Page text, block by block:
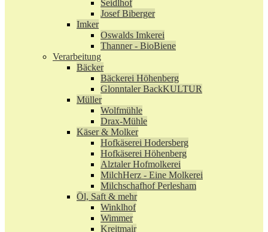
Seidlhof
Josef Biberger
Imker
Oswalds Imkerei
Thanner - BioBiene
Verarbeitung
Bäcker
Bäckerei Höhenberg
Glonntaler BackKULTUR
Müller
Wolfmühle
Drax-Mühle
Käser & Molker
Hofkäserei Hodersberg
Hofkäserei Höhenberg
Alztaler Hofmolkerei
MilchHerz - Eine Molkerei
Milchschafhof Perlesham
Öl, Saft & mehr
Winklhof
Wimmer
Kreitmair